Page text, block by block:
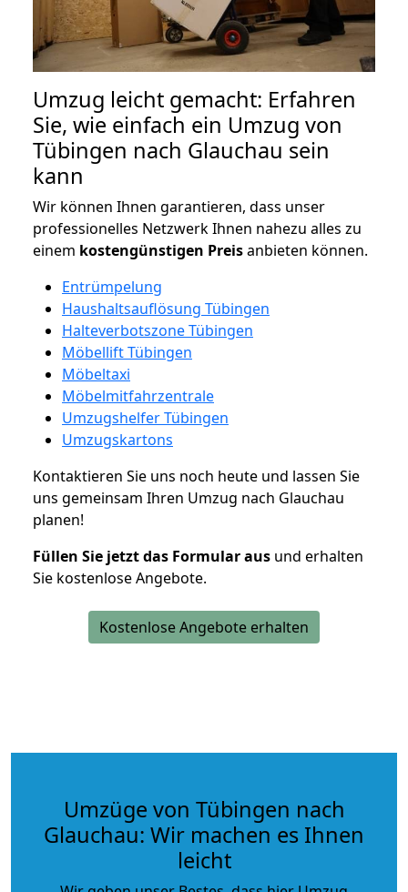
Umzug leicht gemacht: Erfahren
Sie, wie einfach ein Umzug von
Tübingen nach Glauchau sein
kann
Wir können Ihnen garantieren, dass unser
professionelles Netzwerk Ihnen nahezu alles zu
einem kostengünstigen Preisanbieten können.
Entrümpelung
Haushaltsauflösung Tübingen
Halteverbotszone Tübingen
Möbellift Tübingen
Möbeltaxi
Möbelmitfahrzentrale
Umzugshelfer Tübingen
Umzugskartons
Kontaktieren Sie uns noch heute und lassen Sie
uns gemeinsam Ihren Umzug nach Glauchau
planen!
Füllen Sie jetzt das Formular aus und erhalten
Sie kostenlose Angebote.
Kostenlose Angebote erhalten
Umzüge von Tübingen nach
Glauchau: Wir machen es Ihnen
leicht